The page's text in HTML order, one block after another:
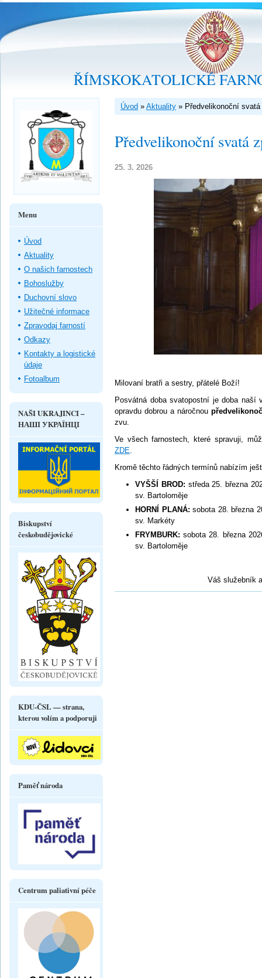
ŘÍMSKOKATOLICKÉ
Úvod » Aktuality » Předvelikonoční
Předvelikonoční svatá
25. 3. 2026
Milovaní bratři a sestry, přátelé Boží!
Posvátná doba svatopostní je doba
opravdu dobrou a náročnou
zvu.
Ve všech farnostech, které spravuji,
ZDE.
Kromě těchto řádných termínů nabízím
VYŠŠÍ BROD: středa 25. března
sv. Bartoloměje
HORNÍ PLANÁ: sobota 28. března
sv. Markéty
FRYMBURK: sobota 28. března
sv. Bartoloměje
Váš služebník
Menu
Úvod
Aktuality
O našich farnostech
Bohoslužby
Duchovní slovo
Užitečné informace
Zpravodaj farností
Odkazy
Kontakty a logistické
údaje
Fotoalbum
NAŠI UKRAJINCI –
НАШІ УКРАЇНЦІ
Biskupství
českobudějovické
KDU-ČSL — strana,
kterou volím a podporuji
Paměť národa
Centrum paliativní péče